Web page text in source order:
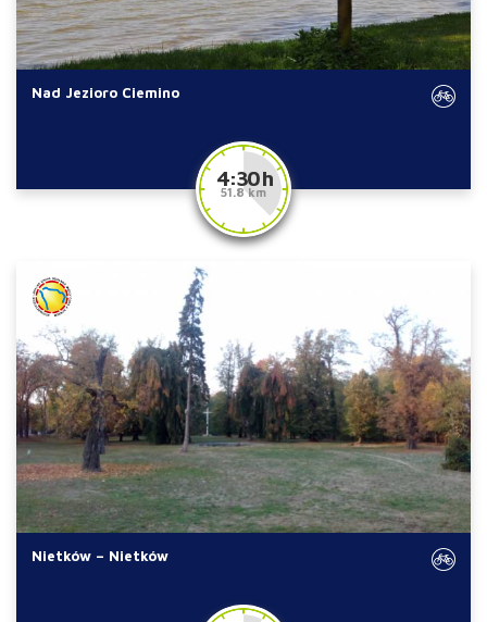
Nad Jezioro Ciemino
4:30 h
51.8 km
Nietków – Nietków